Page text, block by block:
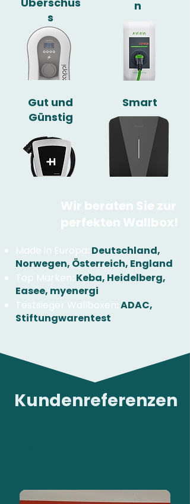
s
n
Gut und
Günstig
Smart
Wir beraten Sie zur
perfekten Wallbox!
Made in Europa: Deutschland,
Norwegen, Österreich, England
Top Marken: Keba, Heidelberg,
Easee, myenergi
Testsieger Wallboxen:ADAC,
Stiftungwarentest
Kundenreferenzen